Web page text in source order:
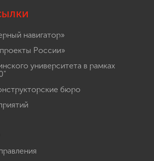
навигатор»
России»
университета в рамках
бюро